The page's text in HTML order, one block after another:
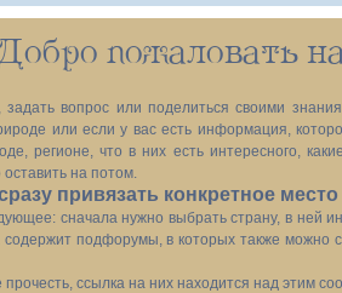
пожаловать
вопрос или поделиться своими
или если у вас есть информация,
регионе, что в них есть интересного,
на потом.
привязать конкретное место
сначала нужно выбрать страну, в ней
подфорумы, в которых также
ссылка на них находится над этим